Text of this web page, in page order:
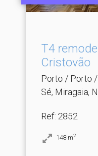
T4
Cristovão
Porto / Porto
Sé, Miragaia,
Ref: 2852
148 m2